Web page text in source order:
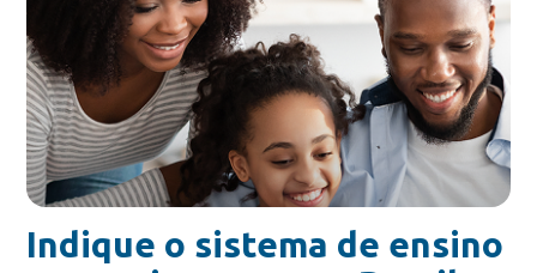
Indique o sistema de ensino